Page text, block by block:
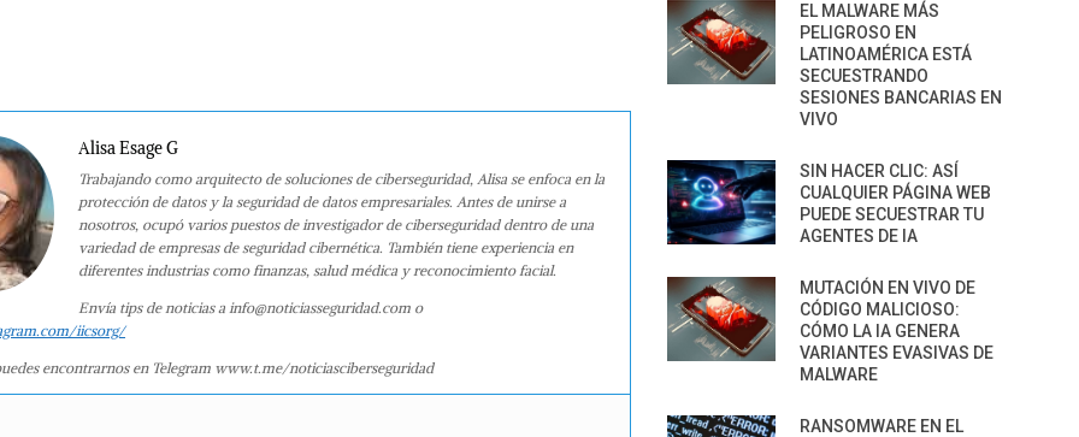
Alisa Esage G
Trabajando como arquitecto de soluciones de ciberseguridad, Alisa se enfoca en la
protección de datos y la seguridad de datos empresariales. Antes de unirse a
nosotros, ocupó varios puestos de investigador de ciberseguridad dentro de una
variedad de empresas de seguridad cibernética. También tiene experiencia en
diferentes industrias como finanzas, salud médica y reconocimiento facial.
Envía tips de noticias a info@noticiasseguridad.com o
iicsorg/
encontrarnos en Telegram www.t.me/noticiasciberseguridad
EL MALWARE MÁS
PELIGROSO EN
LATINOAMÉRICA ESTÁ
SECUESTRANDO
SESIONES BANCARIAS EN
VIVO
SIN HACER CLIC: ASÍ
CUALQUIER PÁGINA WEB
PUEDE SECUESTRAR TU
AGENTES DE IA
MUTACIÓN EN VIVO DE
CÓDIGO MALICIOSO:
CÓMO LA IA GENERA
VARIANTES EVASIVAS DE
MALWARE
RANSOMWARE EN EL